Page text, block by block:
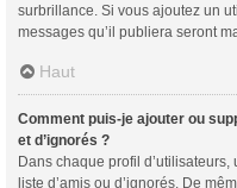
surbrillance. Si vous ajoutez un
messages qu’il publiera seront
Haut
Comment puis-je ajouter ou
et d’ignorés ?
Dans chaque profil
liste d’amis ou d’ignorés. De